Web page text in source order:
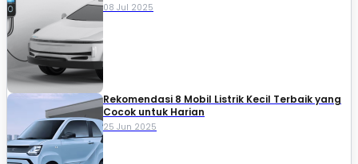
08 Jul 2025
Rekomendasi 8 Mobil Listrik Kecil Terbaik yang
Cocok untuk Harian
25 Jun 2025